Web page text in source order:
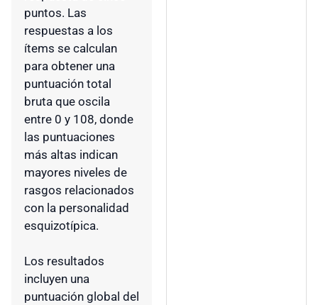
puntos. Las
respuestas a los
ítems se calculan
para obtener una
puntuación total
bruta que oscila
entre 0 y 108, donde
las puntuaciones
más altas indican
mayores niveles de
rasgos relacionados
con la personalidad
esquizotípica.
Los resultados
incluyen una
puntuación global del